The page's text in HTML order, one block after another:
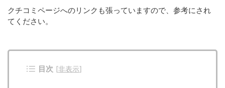
クチコミページへのリンクも張っていますので、参考にされ
てください。
目次 [非表示]